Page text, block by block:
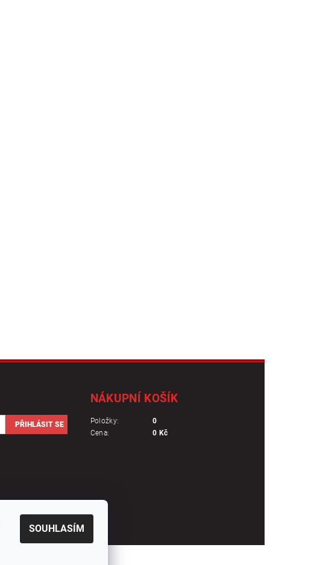
NÁKUPNÍ KOŠÍK
Položky:
Cena:
0
0 Kč
SOUHLASÍM